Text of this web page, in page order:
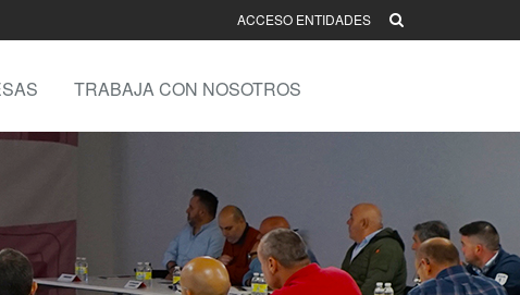
ACCESO ENTIDADES
TRABAJA CON NOSOTROS